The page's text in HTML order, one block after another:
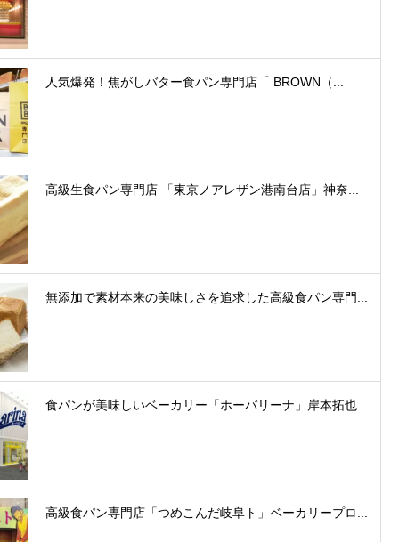
人気爆発！焦がしバター食パン専門店「 BROWN（...
高級生食パン専門店 「東京ノアレザン港南台店」神奈...
無添加で素材本来の美味しさを追求した高級食パン専門...
食パンが美味しいベーカリー「ホーバリーナ」岸本拓也...
高級食パン専門店「つめこんだ岐阜ト」ベーカリープロ...